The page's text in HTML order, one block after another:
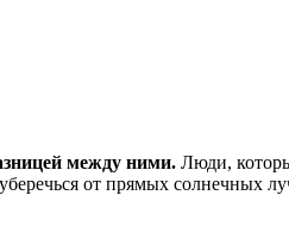
между ними. Люди,
от прямых солнечных